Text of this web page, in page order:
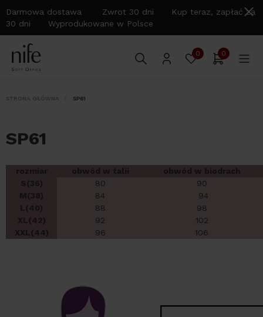
Darmowa dostawa Zwrot 30 dni Kup teraz, zapłać za
30 dni Wyprodukowane w Polsce
0 0
STRONA GŁÓWNA SP61
SP61
rozmiar obwód w talii
obwód w biodrach
S(36)
80
90
M(38)
84
94
L(40)
88
98
XL(42)
92
102
XXL(44)
96 106